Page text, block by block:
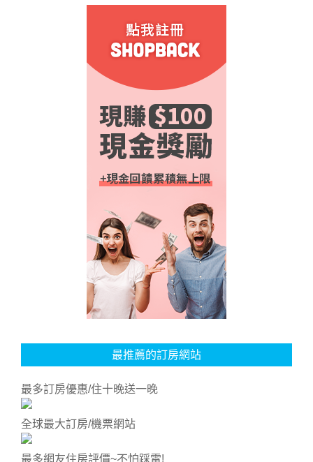
最推薦的訂房網站
最多訂房優惠/住十晚送一晚
全球最大訂房/機票網站
最多網友住房評價~不怕踩雷!